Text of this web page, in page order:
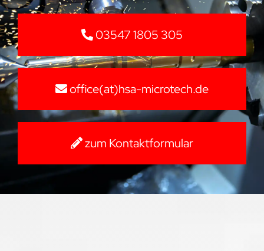
03547 1805 305
office(at)hsa-microtech.de
zum Kontaktformular